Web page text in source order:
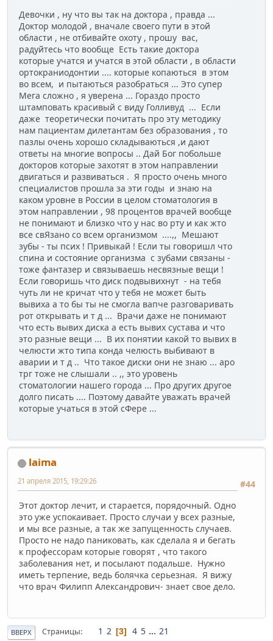
Девочки , ну что вы так на доктора , правда ...
Доктор молодой , вначале своего пути в этой
области , не отбивайте охоту , прошу вас,
радуйтесь что вообще Есть такие доктора
которые учатся и учатся в этой области , в области
ортокраниодонтии .... которые копаються в этом
во всем, и пытаються разобраться ... Это супер
Мега сложно , я уверена ... Гораздо просто
штамповать красивый с виду Голливуд ... Если
даже теоретически почитать про эту методику
нам пациентам дилетантам без образования , то
пазлы очень хорошо складываються ,и дают
ответы на многие вопросы .. Дай Бог побольше
докторов которые захотят в этом направлении
двигаться и развиваться . Я просто очень много
специалистов прошла за эти годы и знаю на
каком уровне в России в целом стоматология в
этом направлении , 98 процентов врачей вообще
не понимают и близко что у нас во рту и как жто
все свЯзано со всем организмом ....,, Мешают
зубы - ты псих ! Привыкай ! Если ты говоришл что
спина и состояние организма с зубами связаны -
тоже фантазер и связываешь несвязные вещи !
Если говоришь что диск подвывихнут - на тебя
чуть ли не кричат что у тебя не может быть
вывиха а то бы ты не смогла вапче разговаривать
рот открывать и т д ... Врачи даже не понимают
что есть вывих диска а есть вывих сустава и что
это разные вещи ... В их понятии какой то вывих в
челюсти жто типа конда челюсть выбивают в
аварии и т д .. Что такое диски они не знаю ... аро
трг тоже не слышали .. ,, это уровень
стоматологии нашего города ... Про других другое
долго писать .... Поэтому давайте уважать врачей
которые учаться в этой сФере ...
laima
#44
21 апреля 2015, 19:29:26
Этот доктор лечит, и старается, порядочный. Одно
это уже успокаивает. Просто случаи у всех разные,
и мы все разные, а так же запущенность случаев.
Просто не надо паниковать, как сделала я и бегать
к профессорам которые говорят , что такого
заболевания нет, и посылают подальше. Нужно
иметь терпение, ведь болячка серьезная. Я вижу
что врач Филипп Александрович- знает свое дело.
ВВЕРХ Страницы 1 2 3 4 5 ... 21